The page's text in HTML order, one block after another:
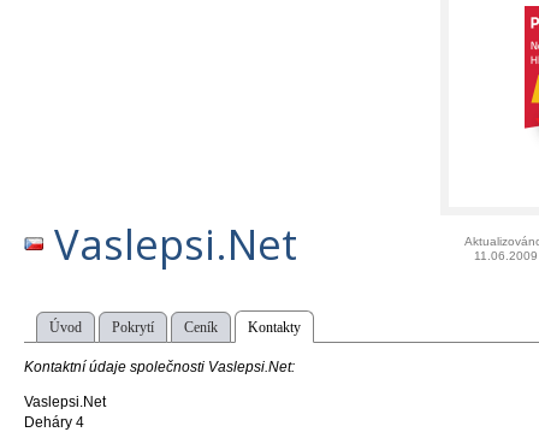
Vaslepsi.Net
11.06.2009
Úvod Pokrytí Ceník Kontakty
Kontaktní údaje společnosti Vaslepsi.Net:
Vaslepsi.Net
Deháry 4